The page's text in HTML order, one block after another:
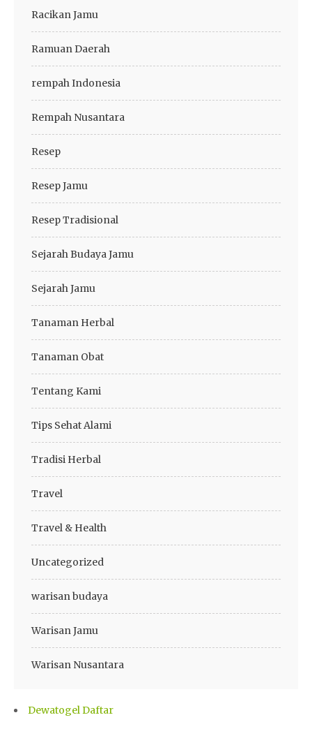
Racikan Jamu
Ramuan Daerah
rempah Indonesia
Rempah Nusantara
Resep
Resep Jamu
Resep Tradisional
Sejarah Budaya Jamu
Sejarah Jamu
Tanaman Herbal
Tanaman Obat
Tentang Kami
Tips Sehat Alami
Tradisi Herbal
Travel
Travel & Health
Uncategorized
warisan budaya
Warisan Jamu
Warisan Nusantara
Dewatogel Daftar